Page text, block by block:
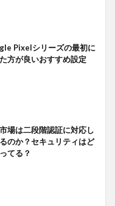
Pixelシリーズの最初に
方が良いおすすめ設定
場は二段階認証に対応し
のか？セキュリティはど
てる？